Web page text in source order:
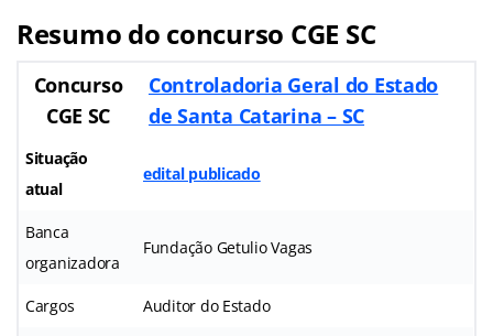
Resumo do concurso CGE SC
Concurso
CGE SC
Controladoria Geral do Estado
de Santa Catarina – SC
Situação
atual
edital publicado
Banca
organizadora
Fundação Getulio Vagas
Cargos Auditor do Estado